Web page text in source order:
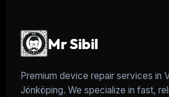
Mr Sibil
Premium device repair services in
Jönköping. We specialize in fast,